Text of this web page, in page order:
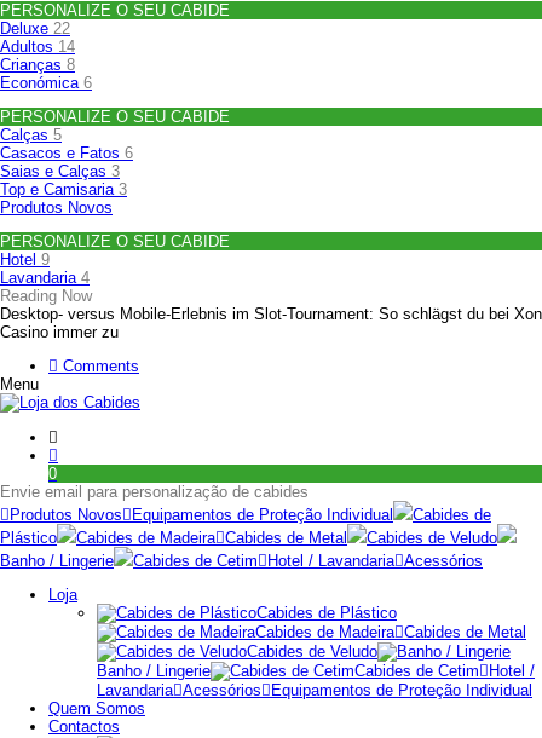
PERSONALIZE O SEU CABIDE
Deluxe 22
Adultos 14
Crianças 8
Económica 6
PERSONALIZE O SEU CABIDE
Calças 5
Casacos e Fatos 6
Saias e Calças 3
Top e Camisaria 3
Produtos Novos
PERSONALIZE O SEU CABIDE
Hotel 9
Lavandaria 4
Reading Now
Desktop‑ versus Mobile‑Erlebnis im Slot‑Tournament: So schlägst du bei Xon
Casino immer zu
Comments
Menu
0
Envie email para personalização de cabides
Produtos Novos
Equipamentos de Proteção Individual
Cabides de
Plástico
Cabides de Madeira Cabides de Metal
Cabides de Veludo
Banho / Lingerie
Cabides de Cetim Hotel / Lavandaria Acessórios
Loja
Cabides de Plástico
Cabides de Madeira Cabides de Metal
Cabides de Veludo
Banho / Lingerie
Cabides de Cetim
Hotel /
Lavandaria Acessórios
Equipamentos de Proteção Individual
Quem Somos
Contactos